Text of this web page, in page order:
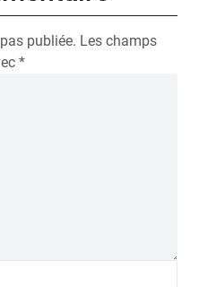
publiée. Les champs
*